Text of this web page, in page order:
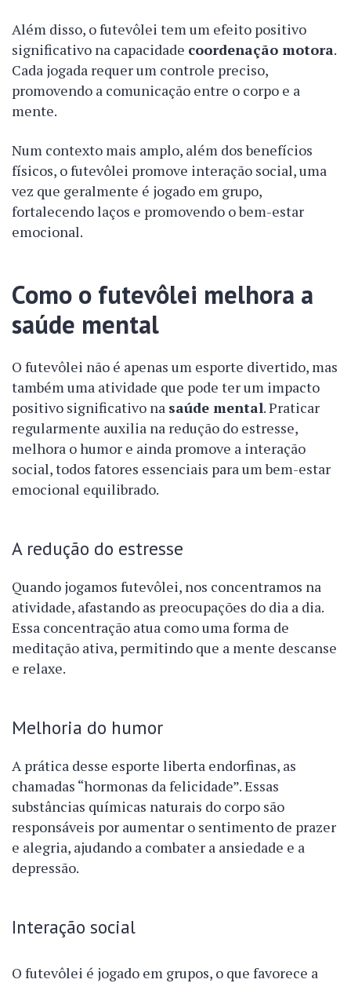
Além disso, o futevôlei tem um efeito positivo
significativo na capacidade coordenação motora.
Cada jogada requer um controle preciso,
promovendo a comunicação entre o corpo e a
mente.
Num contexto mais amplo, além dos benefícios
físicos, o futevôlei promove interação social, uma
vez que geralmente é jogado em grupo,
fortalecendo laços e promovendo o bem-estar
emocional.
Como o futevôlei melhora a
saúde mental
O futevôlei não é apenas um esporte divertido, mas
também uma atividade que pode ter um impacto
positivo significativo na saúde mental. Praticar
regularmente auxilia na redução do estresse,
melhora o humor e ainda promove a interação
social, todos fatores essenciais para um bem-estar
emocional equilibrado.
A redução do estresse
Quando jogamos futevôlei, nos concentramos na
atividade, afastando as preocupações do dia a dia.
Essa concentração atua como uma forma de
meditação ativa, permitindo que a mente descanse
e relaxe.
Melhoria do humor
A prática desse esporte liberta endorfinas, as
chamadas “hormonas da felicidade”. Essas
substâncias químicas naturais do corpo são
responsáveis por aumentar o sentimento de prazer
e alegria, ajudando a combater a ansiedade e a
depressão.
Interação social
O futevôlei é jogado em grupos, o que favorece a